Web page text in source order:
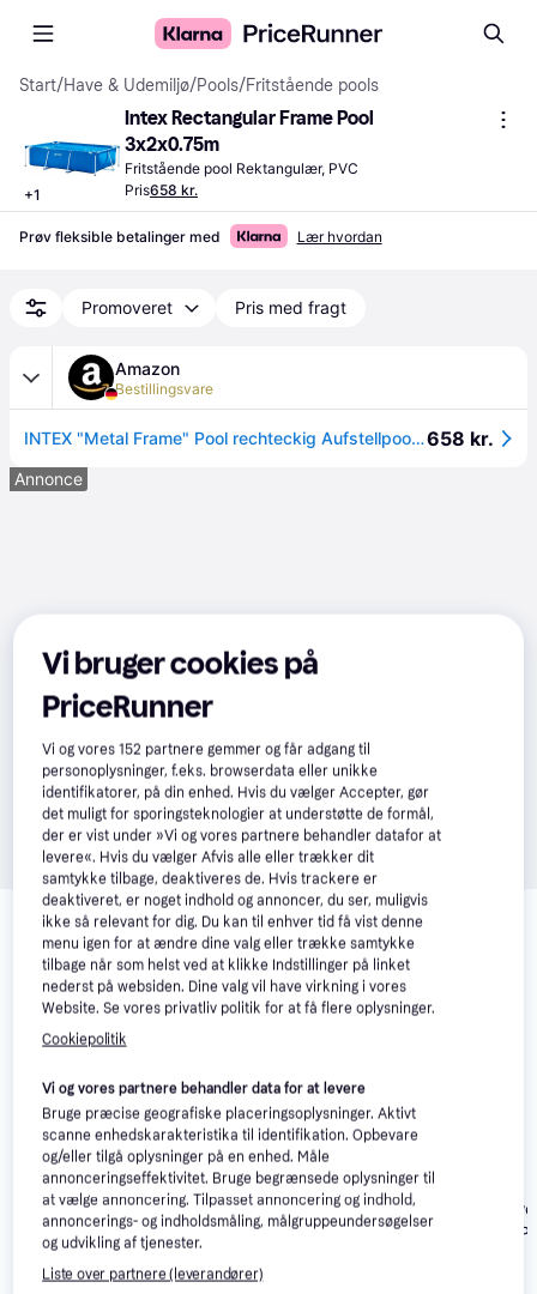
Start/Have & Udemiljø/Pools/Fritstående pools
+1
Intex Rectangular Frame Pool
3x2x0.75m
Fritstående pool Rektangulær, PVC
Pris658 kr.
Prøv fleksible betalinger med Lær hvordan
Promoveret Pris med fragt
Amazon
Bestillingsvare
INTEX "Metal Frame" Pool rechteckig Aufstellpool (300 x 200 x 75cm) Swimmingpool Volumen ca 3.800l, blau (28272NP)658 kr.
Annonce
Relaterede produkter
Se vores forslag til andre produkter, der matcher dine
interesser. Vis alle
Bestway Steel Pro
Pool Set 4.00x2.11m
959 kr.
Bestway Steel Pro
Frame Pool Set with
Filter Pump
3x2.01x0.66m
997 kr.
Bestway
Rectangular
Vi bruger cookies på
PriceRunner
Vi og vores152 partnere gemmer og får adgang til
personoplysninger, f.eks. browserdata eller unikke
identifikatorer, på din enhed. Hvis du vælger Accepter, gør
det muligt for sporingsteknologier at understøtte de formål,
der er vist under »Vi og vores partnere behandler datafor at
levere«. Hvis du vælger Afvis alle eller trækker dit
samtykke tilbage, deaktiveres de. Hvis trackere er
deaktiveret, er noget indhold og annoncer, du ser, muligvis
ikke så relevant for dig. Du kan til enhver tid få vist denne
menu igen for at ændre dine valg eller trække samtykke
tilbage når som helst ved at klikke Indstillinger på linket
nederst på websiden. Dine valg vil have virkning i vores
Website. Se vores privatliv politik for at få flere oplysninger.
Cookiepolitik
Vi og vores partnere behandler data for at levere
Bruge præcise geografiske placeringsoplysninger. Aktivt
scanne enhedskarakteristika til identifikation. Opbevare
og/eller tilgå oplysninger på en enhed. Måle
annonceringseffektivitet. Bruge begrænsede oplysninger til
at vælge annoncering. Tilpasset annoncering og indhold,
annoncerings- og indholdsmåling, målgruppeundersøgelser
og udvikling af tjenester.
Liste over partnere (leverandører)